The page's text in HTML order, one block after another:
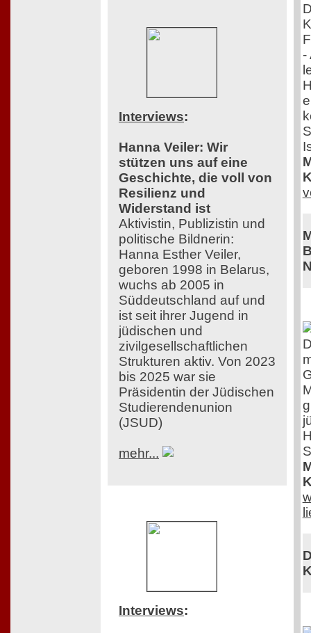
Interviews:
Hanna Veiler: Wir
stützen uns auf eine
Geschichte, die voll von
Resilienz und
Widerstand ist
Aktivistin, Publizistin und
politische Bildnerin:
Hanna Esther Veiler,
geboren 1998 in Belarus,
wuchs ab 2005 in
Süddeutschland auf und
ist seit ihrer Jugend in
jüdischen und
zivilgesellschaftlichen
Strukturen aktiv. Von 2023
bis 2025 war sie
Präsidentin der Jüdischen
Studierendenunion
(JSUD)
mehr...
Interviews:
-